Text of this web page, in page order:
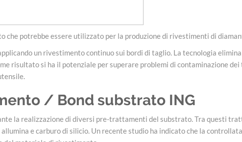
che potrebbe essere utilizzato per la produzione di rivestimenti di
un rivestimento continuo sui bordi di taglio. La tecnologia
risultato si ha il potenziale per superare problemi di contaminazione
/ Bond substrato ING
la realizzazione di diversi pre-trattamenti del substrato. Tra questi
e carburo di silicio. Un recente studio ha indicato che la